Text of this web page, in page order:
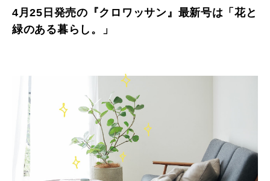
4月25日発売の『クロワッサン』最新号は「花と
緑のある暮らし。」